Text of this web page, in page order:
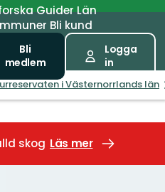
GuiderLän
Bli kund
Bli
medlem
Logga
in
i Västernorrlands län
skog Läs mer